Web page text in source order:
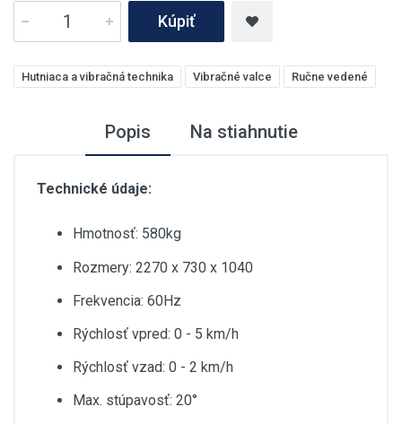
Kúpiť
Hutniaca a vibračná technika Vibračné valce Ručne vedené
Popis Na stiahnutie
Technické údaje:
Hmotnosť: 580kg
Rozmery: 2270 x 730 x 1040
Frekvencia: 60Hz
Rýchlosť vpred: 0 - 5 km/h
Rýchlosť vzad: 0 - 2 km/h
Max. stúpavosť: 20°